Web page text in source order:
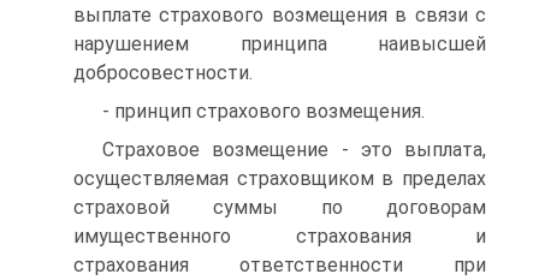
выплате страхового возмещения в связи с
нарушением принципа наивысшей
добросовестности.
- принцип страхового возмещения.
Страховое возмещение - это выплата,
осуществляемая страхов­щиком в пределах
страховой суммы по договорам
имущественного страхования и
страхования ответственности при